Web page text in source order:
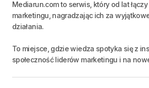
Mediarun.com to serwis, który od lat
marketingu, nagradzając ich za
działania.
To miejsce, gdzie wiedza spotyka się z
społeczność liderów marketingu i na